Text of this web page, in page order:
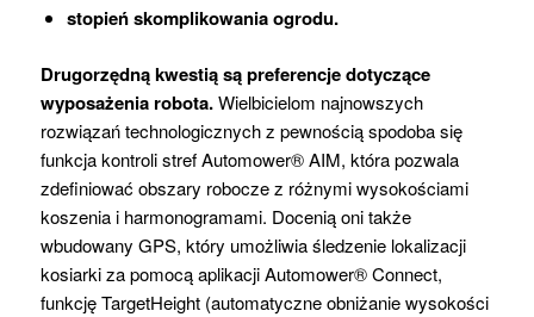
stopień skomplikowania ogrodu.
Drugorzędną kwestią są preferencje dotyczące
wyposażenia robota.Wielbicielom najnowszych
rozwiązań technologicznych z pewnością spodoba się
funkcja kontroli stref Automower® AIM, która pozwala
zdefiniować obszary robocze z różnymi wysokościami
koszenia i harmonogramami. Docenią oni także
wbudowany GPS, który umożliwia śledzenie lokalizacji
kosiarki za pomocą aplikacji Automower® Connect,
funkcję TargetHeight (automatyczne obniżanie wysokości